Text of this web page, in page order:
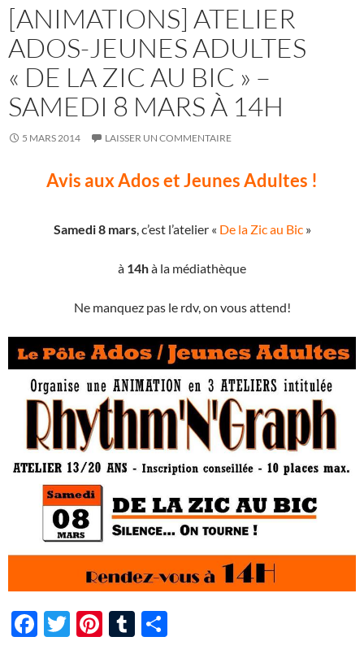
[ANIMATIONS] ATELIER
ADOS-JEUNES ADULTES
« DE LA ZIC AU BIC » –
SAMEDI 8 MARS À 14H
5 MARS 2014 LAISSER UN COMMENTAIRE
Avis aux Ados et Jeunes Adultes !
Samedi 8 mars, c’est l’atelier « De la Zic au Bic»
à 14hà la médiathèque
Ne manquez pas le rdv, on vous attend!
F
T
Pi T